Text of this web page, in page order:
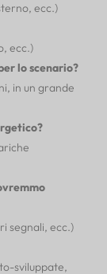
ecc.)
ecc.)
lo scenario?
in un grande
segnali, ecc.)
sviluppate,